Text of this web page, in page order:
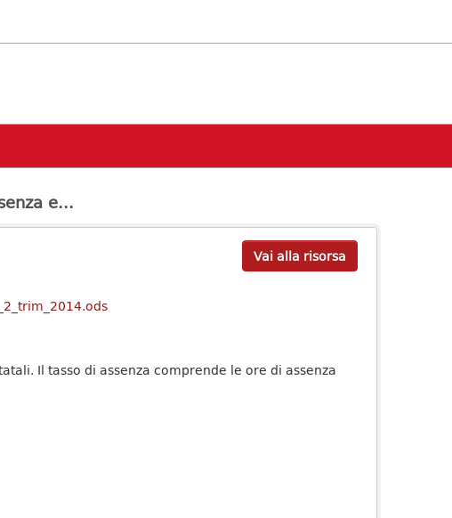
e...
Vai alla risorsa
Il tasso di assenza comprende le ore di assenza